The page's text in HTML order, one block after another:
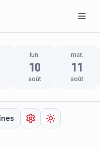
lun.
10
août
mar.
11
août
Ouvrir lesChanger de